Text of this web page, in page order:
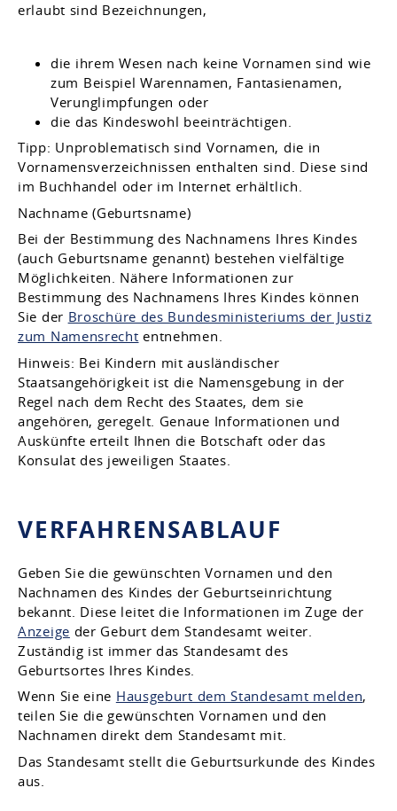
erlaubt sind Bezeichnungen,
die ihrem Wesen nach keine Vornamen sind wie
zum Beispiel Warennamen, Fantasienamen,
Verunglimpfungen oder
die das Kindeswohl beeinträchtigen.
Tipp: Unproblematisch sind Vornamen, die in
Vornamensverzeichnissen enthalten sind. Diese sind
im Buchhandel oder im Internet erhältlich.
Nachname (Geburtsname)
Bei der Bestimmung des Nachnamens Ihres Kindes
(auch Geburtsname genannt) bestehen vielfältige
Möglichkeiten. Nähere Informationen zur
Bestimmung des Nachnamens Ihres Kindes können
Sie der Broschüre des Bundesministeriums der Justiz
zum Namensrecht entnehmen.
Hinweis: Bei Kindern mit ausländischer
Staatsangehörigkeit ist die Namensgebung in der
Regel nach dem Recht des Staates, dem sie
angehören, geregelt. Genaue Informationen und
Auskünfte erteilt Ihnen die Botschaft oder das
Konsulat des jeweiligen Staates.
VERFAHRENSABLAUF
Geben Sie die gewünschten Vornamen und den
Nachnamen des Kindes der Geburtseinrichtung
bekannt. Diese leitet die Informationen im Zuge der
Anzeige der Geburt dem Standesamt weiter.
Zuständig ist immer das Standesamt des
Geburtsortes Ihres Kindes.
Wenn Sie eine Hausgeburt dem Standesamt melden,
teilen Sie die gewünschten Vornamen und den
Nachnamen direkt dem Standesamt mit.
Das Standesamt stellt die Geburtsurkunde des Kindes
aus.